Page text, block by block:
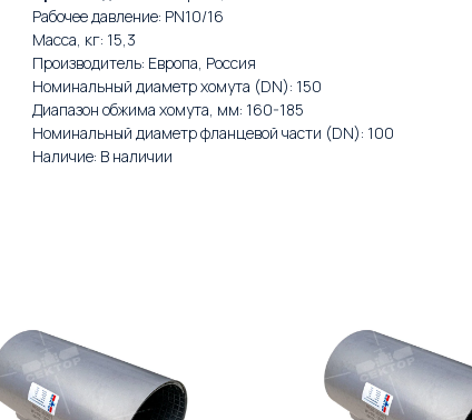
Рабочее давление: PN10/16
Масса, кг: 15,3
Производитель: Европа, Россия
Номинальный диаметр хомута (DN): 150
Диапазон обжима хомута, мм: 160-185
Номинальный диаметр фланцевой части (DN): 100
Наличие: В наличии